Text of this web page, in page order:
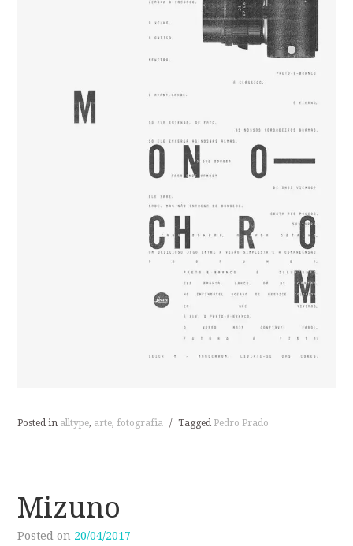
Posted in alltype, arte, fotografia / Tagged Pedro Prado
Mizuno
Posted on 20/04/2017